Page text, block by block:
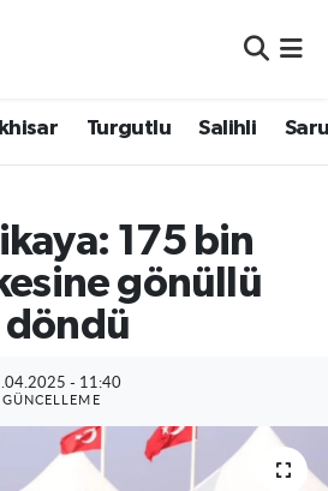
Turgutlu Salihli
175 bin
gönüllü
- 11:40
GÜNCELLEME
Haritası
ve Fikstür